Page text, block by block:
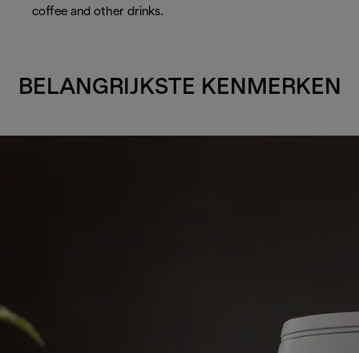
coffee and other drinks.
BELANGRIJKSTE KENMERKEN